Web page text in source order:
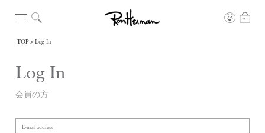
TOP Log In
Log In
会員の方